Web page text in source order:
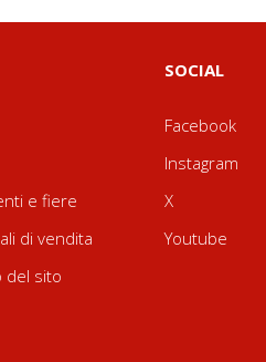
e fiere
di vendita
del sito
SOCIAL
Facebook
Instagram
X
Youtube